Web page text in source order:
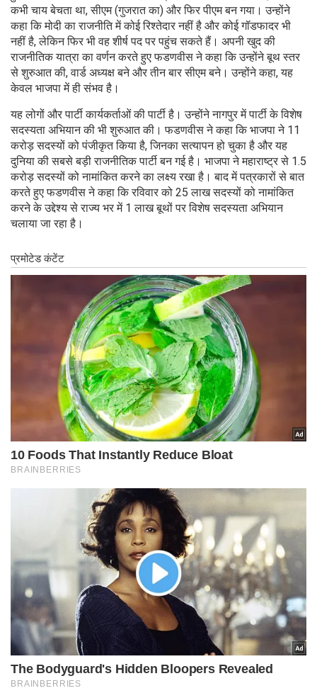
कभी चाय बेचता था, सीएम (गुजरात का) और फिर पीएम बन गया। उन्होंने
कहा कि मोदी का राजनीति में कोई रिश्तेदार नहीं है और कोई गॉडफादर भी
नहीं है, लेकिन फिर भी वह शीर्ष पद पर पहुंच सकते हैं। अपनी खुद की
राजनीतिक यात्रा का वर्णन करते हुए फडणवीस ने कहा कि उन्होंने बूथ स्तर
से शुरुआत की, वार्ड अध्यक्ष बने और तीन बार सीएम बने। उन्होंने कहा, यह
केवल भाजपा में ही संभव है।
यह लोगों और पार्टी कार्यकर्ताओं की पार्टी है। उन्होंने नागपुर में पार्टी के विशेष
सदस्यता अभियान की भी शुरुआत की। फडणवीस ने कहा कि भाजपा ने 11
करोड़ सदस्यों को पंजीकृत किया है, जिनका सत्यापन हो चुका है और यह
दुनिया की सबसे बड़ी राजनीतिक पार्टी बन गई है। भाजपा ने महाराष्ट्र से 1.5
करोड़ सदस्यों को नामांकित करने का लक्ष्य रखा है। बाद में पत्रकारों से बात
करते हुए फडणवीस ने कहा कि रविवार को 25 लाख सदस्यों को नामांकित
करने के उद्देश्य से राज्य भर में 1 लाख बूथों पर विशेष सदस्यता अभियान
चलाया जा रहा है।